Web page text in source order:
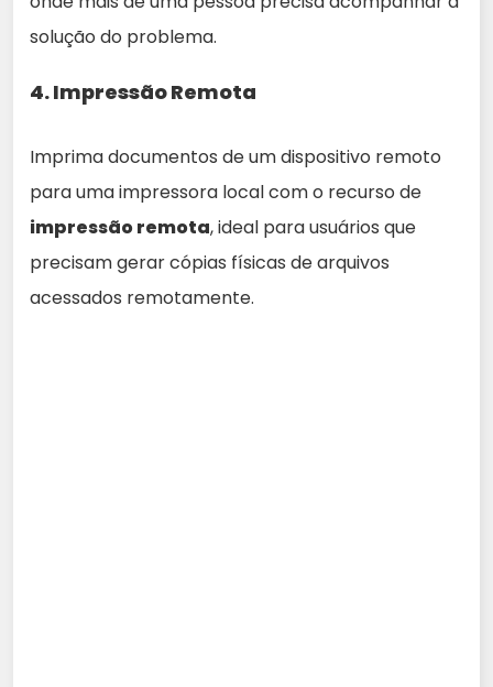
solução do problema.
4.Impressão Remota
Imprima documentos de um dispositivo remoto
para uma impressora local com o recurso de
impressão remota, ideal para usuários que
precisam gerar cópias físicas de arquivos
acessados remotamente.